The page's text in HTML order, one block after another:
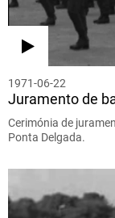
1971-06-22
Juramento de
Cerimónia de
Ponta Delgada.